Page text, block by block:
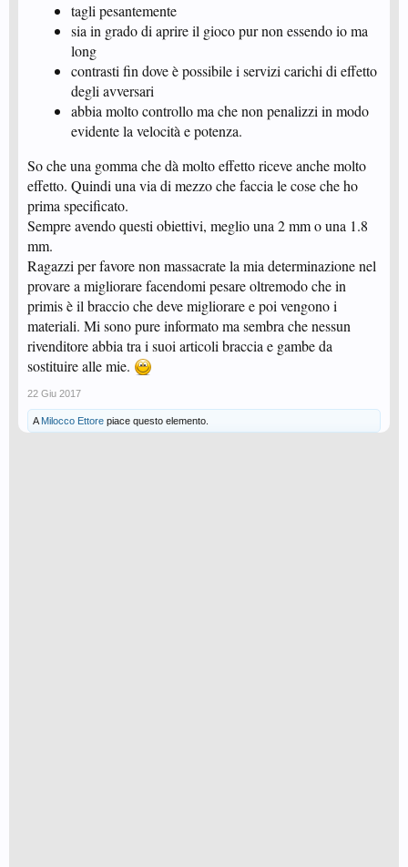
tagli pesantemente
sia in grado di aprire il gioco pur non essendo io ma
long
contrasti fin dove è possibile i servizi carichi di effetto
degli avversari
abbia molto controllo ma che non penalizzi in modo
evidente la velocità e potenza.
So che una gomma che dà molto effetto riceve anche molto
effetto. Quindi una via di mezzo che faccia le cose che ho
prima specificato.
Sempre avendo questi obiettivi, meglio una 2 mm o una 1.8
mm.
Ragazzi per favore non massacrate la mia determinazione nel
provare a migliorare facendomi pesare oltremodo che in
primis è il braccio che deve migliorare e poi vengono i
materiali. Mi sono pure informato ma sembra che nessun
rivenditore abbia tra i suoi articoli braccia e gambe da
sostituire alle mie.
22 Giu 2017
A Milocco Ettore piace questo elemento.